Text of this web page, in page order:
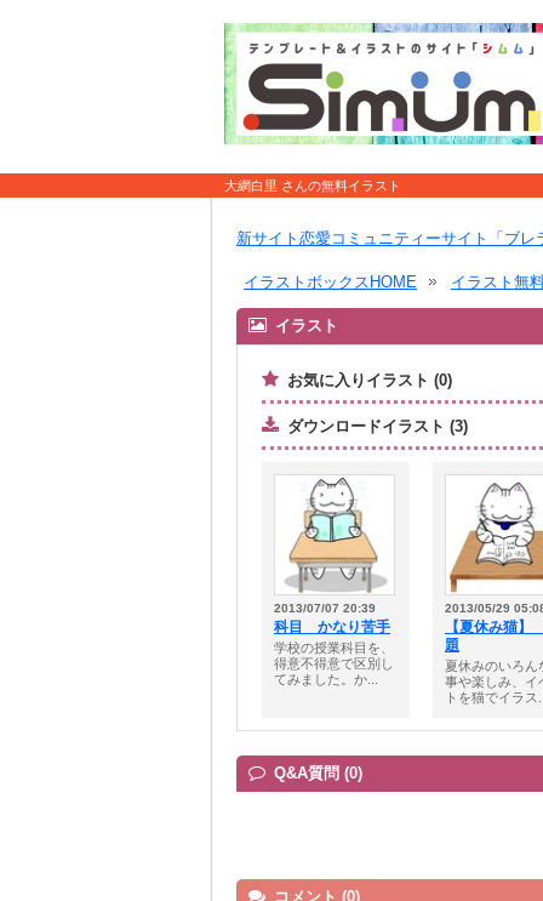
大網白里 さんの無料イラスト
新サイト恋愛コミュニティーサイト「ブレ
イラストボックスHOME イラスト無
イラスト
お気に入りイラスト (0)
ダウンロードイラスト (3)
2013/07/07 20:39
科目 かなり苦手
学校の授業科目を、
得意不得意で区別し
てみました。か...
2013/05/29
【夏休み猫
題
夏休みのいろん
事や楽しみ、イ
トを猫でイラス
Q&A質問 (0)
コメント (0)